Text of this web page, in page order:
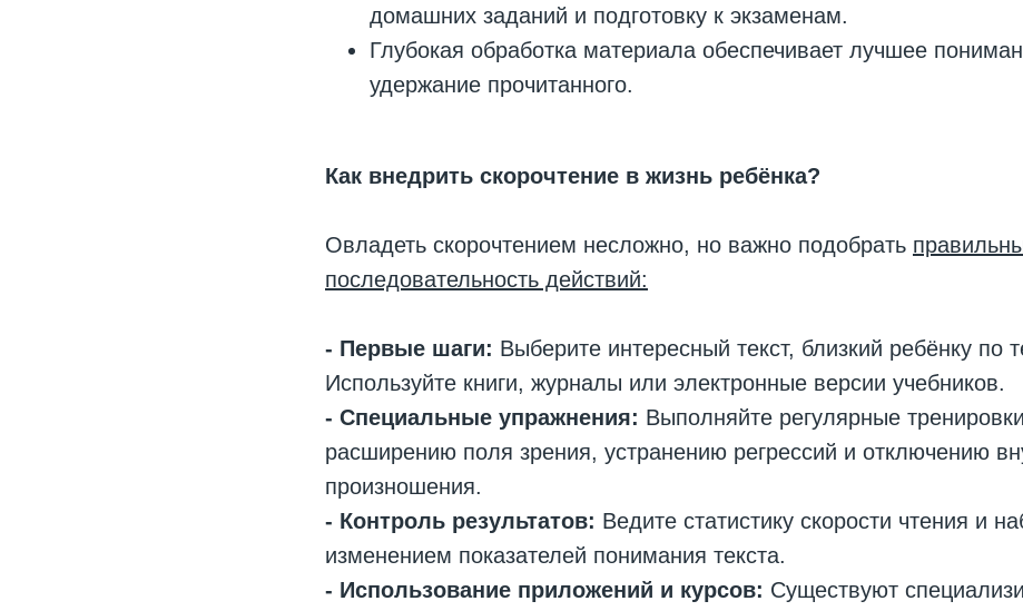
домашних заданий и подготовку к экзаменам.
Глубокая обработка материала обеспечивает лучшее
удержание прочитанного.
Как внедрить скорочтение в жизнь ребёнка?
Овладеть скорочтением несложно, но важно подобрать
последовательность действий:
- Первые шаги: Выберите интересный текст, близкий ребёнку по
Используйте книги, журналы или электронные версии учебников.
- Специальные упражнения: Выполняйте регулярные
расширению поля зрения, устранению регрессий и отключению
произношения.
- Контроль результатов: Ведите статистику скорости чтения и
изменением показателей понимания текста.
- Использование приложений и курсов: Существуют